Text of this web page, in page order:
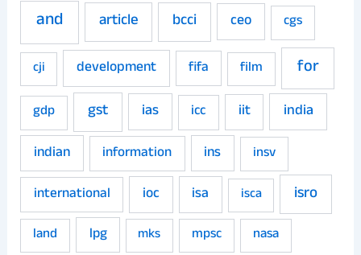
and article bcci ceo cgs
cji development fifa film for
gdp gst ias icc iit
india
indian
information ins
insv
international
ioc isa isca isro
land lpg mks mpsc nasa